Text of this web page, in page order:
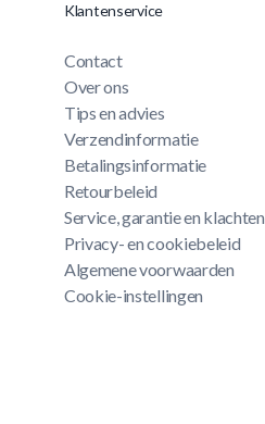
Klantenservice
Contact
Over ons
Tips en advies
Verzendinformatie
Betalingsinformatie
Retourbeleid
Service, garantie en klachten
Privacy- en cookiebeleid
Algemene voorwaarden
Cookie-instellingen